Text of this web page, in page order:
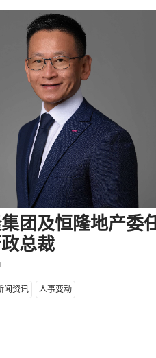
团及恒隆地产委
总裁
闻资讯 人事变动